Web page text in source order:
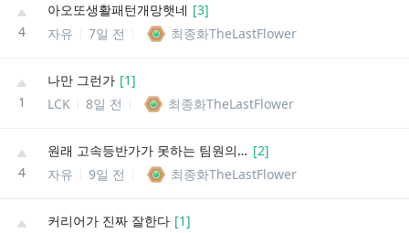
4
아오또생활패턴개망햇네 [3]
자유
7일 전 최종화TheLastFlower
1
나만 그런가 [1]
LCK
8일 전 최종화TheLastFlower
4
원래 고속등반가가 못하는 팀원의 상징 아님? [2]
자유
9일 전 최종화TheLastFlower
커리어가 진짜 잘한다 [1]